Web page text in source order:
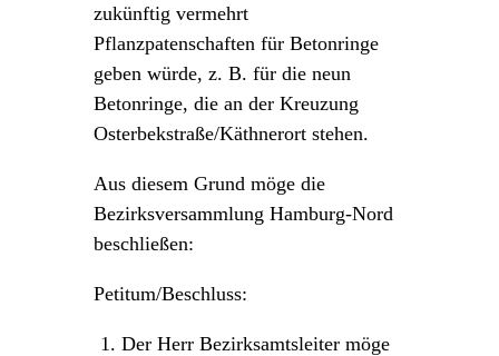
zukünftig vermehrt
Pflanzpatenschaften für Betonringe
geben würde, z. B. für die neun
Betonringe, die an der Kreuzung
Osterbekstraße/Käthnerort stehen.
Aus diesem Grund möge die
Bezirksversammlung Hamburg-Nord
beschließen:
Petitum/Beschluss:
Der Herr Bezirksamtsleiter möge